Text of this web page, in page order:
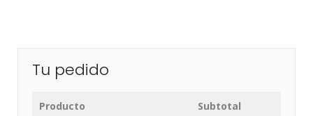
Tu pedido
Producto Subtotal